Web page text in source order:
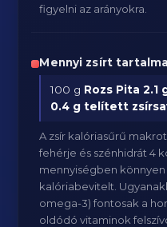
figyelni az arányokra.
Mennyi zsírt
100 g Rozs Pita 2.1
0.4 g telített
A zsír kalóriasűrű
fehérje és szénhidrát 4
mennyiségben
kalóriabevitelt.
omega-3) fontosak a
oldódó vitaminok